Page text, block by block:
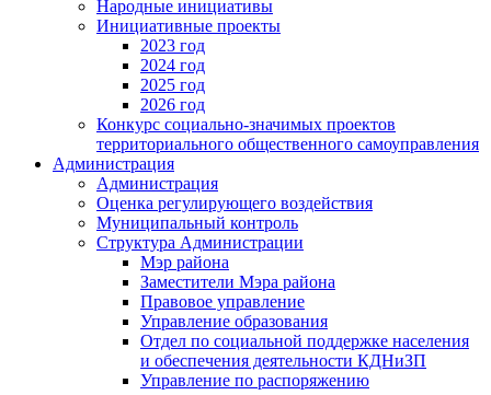
Народные инициативы
Инициативные проекты
2023 год
2024 год
2025 год
2026 год
Конкурс социально-значимых проектов
территориального общественного самоуправления
Администрация
Администрация
Оценка регулирующего воздействия
Муниципальный контроль
Структура Администрации
Мэр района
Заместители Мэра района
Правовое управление
Управление образования
Отдел по социальной поддержке населения
и обеспечения деятельности КДНиЗП
Управление по распоряжению